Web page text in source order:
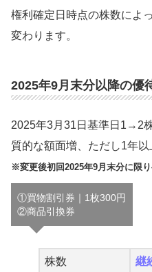
権利確定日時点の株数によ
変わります。
2025年9月末分以降の優
2025年3月31日基準日1→2
質的な額面増、ただし1年
※変更後初回2025年9月末分に限
①買物割引券｜1枚300円
②商品引換券
株数 継